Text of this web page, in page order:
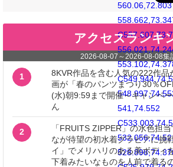
560.06,72.803
541,74.552
アクセスランキ
2026-08-07 ～ 2026-08-08集
1
8KVR作品を含む人気の222作品
画が「春のパンツまつり30％
(水)朝9:59まで開催～キャンペ
ん
2
「FRUITS ZIPPER」の水色担
なが待望の初水着グラビアに挑
イ」でメリハリのある美ボディ
下着みたいなものを人前で着る